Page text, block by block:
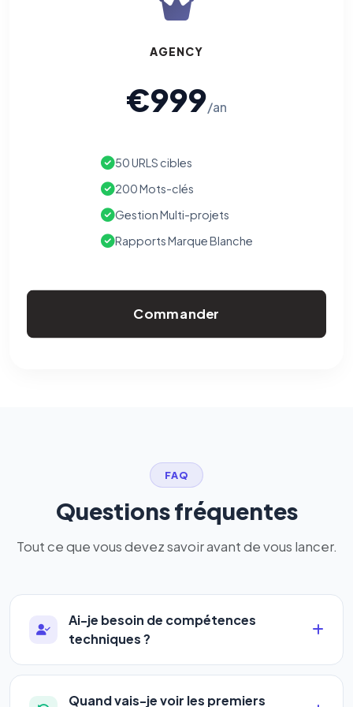
AGENCY
€999/an
50 URLS cibles
200 Mots-clés
Gestion Multi-projets
Rapports Marque Blanche
Commander
FAQ
Questions fréquentes
Tout ce que vous devez savoir avant de vous lancer.
Ai-je besoin de compétences
techniques ?
Absolument pas. Notre logiciel a été conçu pour
être accessible àtous les profils: artisans,
Quand vais-je voir les premiers